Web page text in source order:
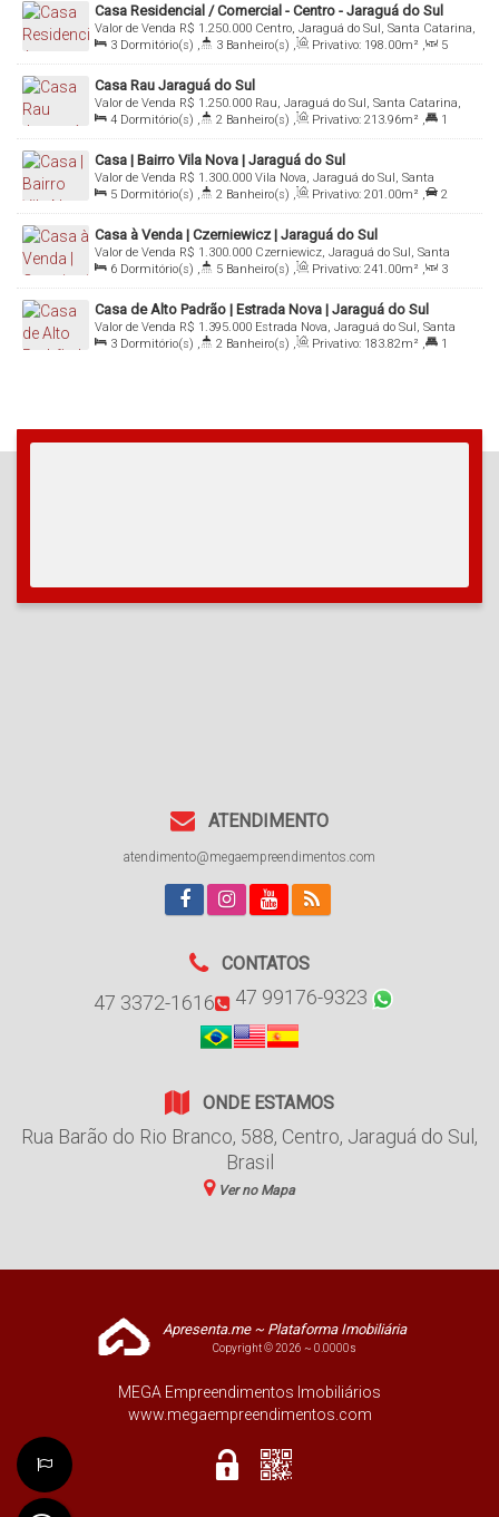
25.00m , Fundos: 35.00m , Frente: 35.00m
Casa Residencial / Comercial - Centro - Jaraguá do Sul
R$ 1.250.000
Valor de Venda
Centro, Jaraguá do Sul, Santa Catarina,
Brasil
3 Dormitório(s) , 3 Banheiro(s) , Privativo: 198.00m² ,
5
Sala(s) , 1 Suíte(s) , 1 Vaga(s) , Terreno: 427.00m² ,
Frente:
14.00m
Casa Rau Jaraguá do Sul
R$ 1.250.000
Valor de Venda
Rau, Jaraguá do Sul, Santa Catarina,
Brasil
4 Dormitório(s) , 2 Banheiro(s) , Privativo: 213.96m² ,
1
Suíte(s) , 3 Vaga(s) , Terreno: 1435.50m²
Casa | Bairro Vila Nova | Jaraguá do Sul
R$ 1.300.000
Valor de Venda
Vila Nova, Jaraguá do Sul, Santa
Catarina, Brasil
5 Dormitório(s) , 2 Banheiro(s) , Privativo: 201 .00m² ,
2
Vaga(s) , Terreno: 454.89m²
Casa à Venda | Czerniewicz | Jaraguá do Sul
R$ 1.300.000
Valor de Venda
Czerniewicz, Jaraguá do Sul, Santa
Catarina, Brasil
6 Dormitório(s) , 5 Banheiro(s) , Privativo: 241 .00m² ,
3
Sala(s) , 2 Suíte(s) , 2 Vaga(s) , Terreno: 406.00m²
Casa de Alto Padrão | Estrada Nova | Jaraguá do Sul
R$ 1.395.000
Valor de Venda
Estrada Nova, Jaraguá do Sul, Santa
Catarina, Brasil
3 Dormitório(s) , 2 Banheiro(s) , Privativo: 183.82m² ,
1
ATENDIMENTO
atendimento@megaempreendimentos.com
CONTATOS
47 3372-1616 47 99176-9323
ONDE ESTAMOS
Rua Barão do Rio Branco, 588, Centro, Jaraguá do Sul ,
Brasil
Ver no Mapa
Apresenta.me ~ Plataforma Imobiliária
Copyright © 2026 ~ 0.0000s
MEGA Empreendimentos Imobiliários
www.megaempreendimentos.com